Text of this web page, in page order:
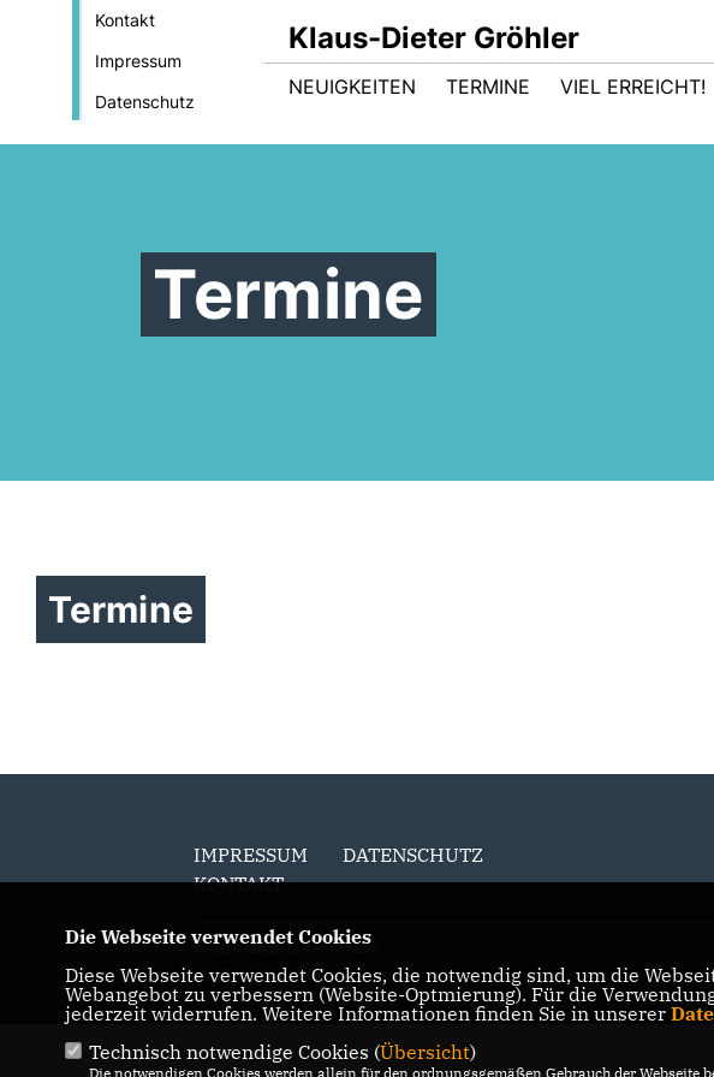
Kontakt
Impressum
Datenschutz
Klaus-Dieter Gröhler
NEUIGKEITEN TERMINE VIEL ERREICHT!
Termine
Termine
IMPRESSUM
DATENSCHUTZ
KONTAKT
@2026 Klaus-Dieter Gröhler
Alle Rechte vorbehalten.
Die Webseite verwendet Cookies
Diese Webseite verwendet Cookies, die notwendig sind, um die
Webangebot zu verbessern (Website-Optmierung). Für die
jederzeit widerrufen. Weitere Informationen finden Sie in unserer
Technisch notwendige Cookies (Übersicht)
Die notwendigen Cookies werden allein für den ordnungsgemäßen Gebrauch der Webseite